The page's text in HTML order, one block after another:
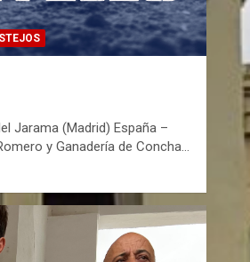
Jarama (Madrid) España –
y Ganadería de Concha…